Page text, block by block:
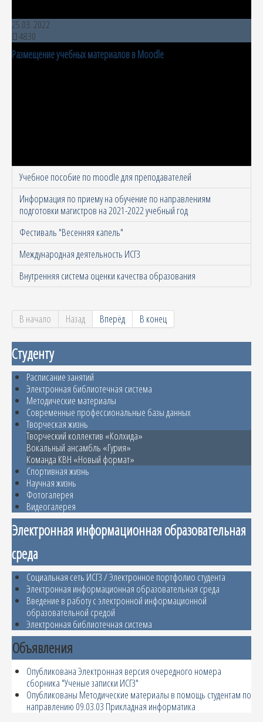
25.03. 2022
4830
Размещение учебных материалов в Moodle
Учебное пособие по moodle для преподавателей
Информация по приему на обучение по направлениям
подготовки магистров на 2021-2022 учебный год
Фестиваль "Весенняя капель"
Международная деятельность ИСГЗ
Внутренняя система оценки качества образования
В начало Назад Вперёд В конец
Студенту
Расписание занятий
Электронная библиотечная система
Методические материалы
Современные профессиональные базы данных
Творческая жизнь
Творческий коллектив «Колхида»
Вокальный ансамбль «Гурия»
Команда КВН «Новый формат»
Спортивная жизнь
Научная жизнь
Фотогалерея
Видеогалерея
Электронная информационная образовательная
среда
Социальная сеть ИСГЗ / Электронное портфолио студента
Электронная информационная образовательная среда
Введение в работу с электронной информационной
образовательной средой
Электронная библиотечная система
Объявления
Опубликована Электронная версия очередного номера
сборника "Ученые записки ИСГЗ"
Опубликованы Методические материалы в помощь студентам по
направлению 09.03.03 Прикладная информатика